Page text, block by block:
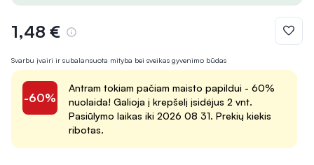
Svarbu įvairi ir subalansuota mityba bei sveikas gyvenimo būdas
-60%
Antram tokiam pačiam maisto papildui - 60%
nuolaida! Galioja į krepšelį įsidėjus 2 vnt.
Pasiūlymo laikas iki 2026 08 31. Prekių kiekis
ribotas.
1,48 €